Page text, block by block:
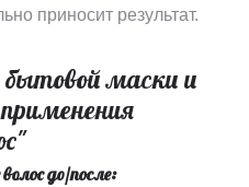
приносит результат.
маски и
до/после: